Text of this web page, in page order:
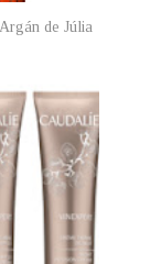
de Júlia